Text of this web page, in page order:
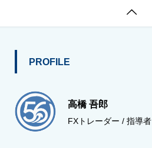

PROFILE
高橋 吾郎
FXトレーダー / 指導者